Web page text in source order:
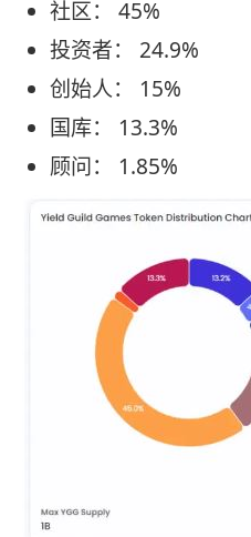
社区： 45%
投资者： 24.9%
创始人： 15%
国库： 13.3%
顾问： 1.85%